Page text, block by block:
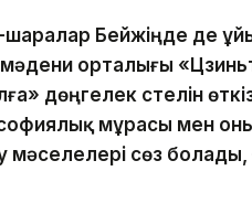
шаралар Бейжіңде де
орталығы
дөңгелек үстелін
мұрасы мен
мәселелері сөз